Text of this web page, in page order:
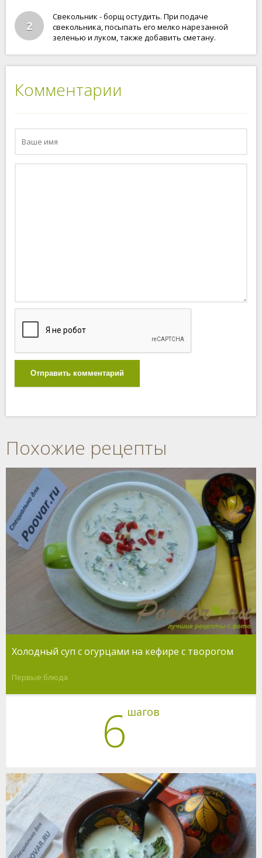
2
Свекольник - борщ остудить. При подаче
свекольника, посыпать его мелко нарезанной
зеленью и луком, также добавить сметану.
Комментарии
Отправить комментарий
Похожие рецепты
Холодный суп с огурцами на кефире с творогом
Первые блюда
6 шагов